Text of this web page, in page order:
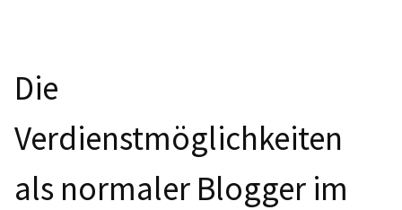
Die
Verdienstmöglichkeiten
als normaler Blogger im